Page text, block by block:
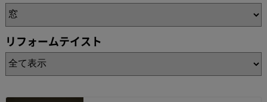
リフォームテイスト